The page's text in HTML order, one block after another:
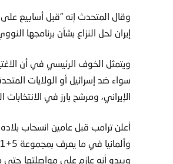
وقال المتحدث إنه “قبل أسابيع
إيران لحل النزاع بشأن برنامجها
ويتمثل الخوف الرئيسي في أن
سواء ضد إسرائيل أو الولايات
الإيراني، ومرشح بارز في
أعلن ترامب قبل عامين انسحاب بلاده
ويبدو أنه عازم على مواصلتها حتى